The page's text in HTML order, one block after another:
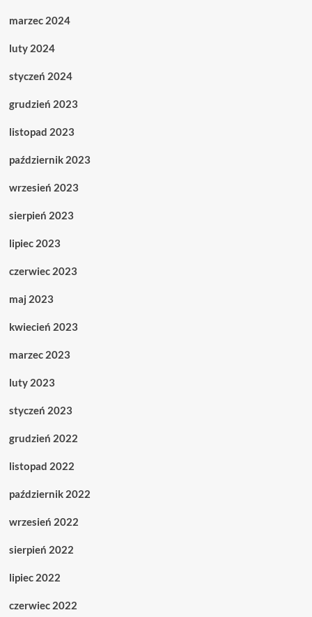
marzec 2024
luty 2024
styczeń 2024
grudzień 2023
listopad 2023
październik 2023
wrzesień 2023
sierpień 2023
lipiec 2023
czerwiec 2023
maj 2023
kwiecień 2023
marzec 2023
luty 2023
styczeń 2023
grudzień 2022
listopad 2022
październik 2022
wrzesień 2022
sierpień 2022
lipiec 2022
czerwiec 2022